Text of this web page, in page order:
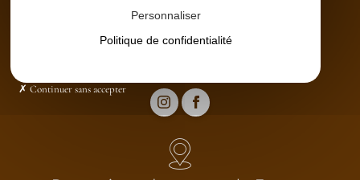
Catalogue
Personnaliser
Politique de confidentialité
Continuer sans accepter